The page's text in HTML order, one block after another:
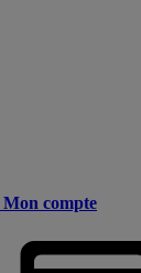
Mon compte